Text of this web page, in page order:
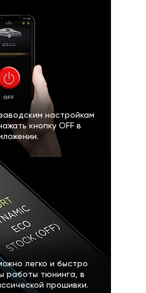
настройкам
кнопку OFF в
легко и быстро
работы тюнинга, в
прошивки.